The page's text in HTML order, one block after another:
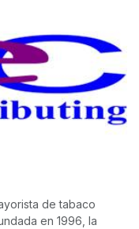
de tabaco
en 1996, la